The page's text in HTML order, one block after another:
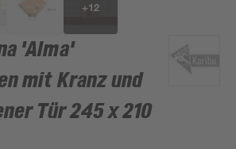
+12
'Alma'
mit Kranz und
Tür 245 x 210